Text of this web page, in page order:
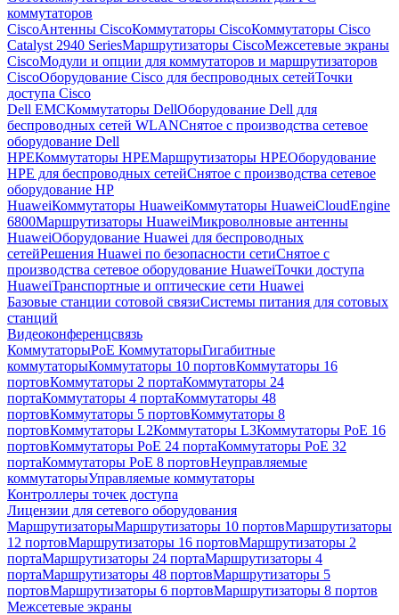
коммутаторов
CiscoАнтенны CiscoКоммутаторы CiscoКоммутаторы Cisco
Catalyst 2940 SeriesМаршрутизаторы CiscoМежсетевые экраны
CiscoМодули и опции для коммутаторов и маршрутизаторов
CiscoОборудование Cisco для беспроводных сетейТочки
доступа Cisco
Dell EMCКоммутаторы DellОборудование Dell для
беспроводных сетей WLANСнятое с производства сетевое
оборудование Dell
HPEКоммутаторы HPEМаршрутизаторы HPEОборудование
HPE для беспроводных сетейСнятое с производства сетевое
оборудование HP
HuaweiКоммутаторы HuaweiКоммутаторы HuaweiCloudEngine
6800Маршрутизаторы HuaweiМикроволновые антенны
HuaweiОборудование Huawei для беспроводных
сетейРешения Huawei по безопасности сетиСнятое с
производства сетевое оборудование HuaweiТочки доступа
HuaweiТранспортные и оптические сети Huawei
Базовые станции сотовой связиСистемы питания для сотовых
станций
Видеоконференцсвязь
КоммутаторыPoE КоммутаторыГигабитные
коммутаторыКоммутаторы 10 портовКоммутаторы 16
портовКоммутаторы 2 портаКоммутаторы 24
портаКоммутаторы 4 портаКоммутаторы 48
портовКоммутаторы 5 портовКоммутаторы 8
портовКоммутаторы L2Коммутаторы L3Коммутаторы PoE 16
портовКоммутаторы PoE 24 портаКоммутаторы PoE 32
портаКоммутаторы PoE 8 портовНеуправляемые
коммутаторыУправляемые коммутаторы
Контроллеры точек доступа
Лицензии для сетевого оборудования
МаршрутизаторыМаршрутизаторы 10 портовМаршрутизаторы
12 портовМаршрутизаторы 16 портовМаршрутизаторы 2
портаМаршрутизаторы 24 портаМаршрутизаторы 4
портаМаршрутизаторы 48 портовМаршрутизаторы 5
портовМаршрутизаторы 6 портовМаршрутизаторы 8 портов
Межсетевые экраны